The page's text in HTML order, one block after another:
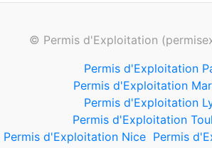
© Permis d'Exploitation
Permis d'Exploitation
Permis d'Exploitation
Permis d'Exploitation
Permis d'Exploitation
Permis d'Exploitation Nice Permis